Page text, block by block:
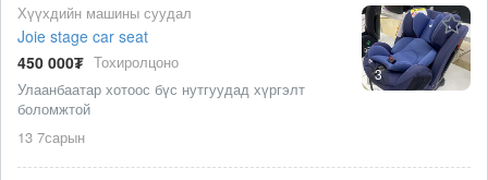
3
Хүүхдийн машины суудал
Joie stage car seat
450 000₮ Тохиролцоно
Улаанбаатар хотоос бүс нутгуудад хүргэлт
боломжтой
13 7сарын